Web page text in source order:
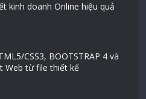
kinh doanh Online hiệu quả
CSS3, BOOTSTRAP 4 và
Web từ file thiết kế